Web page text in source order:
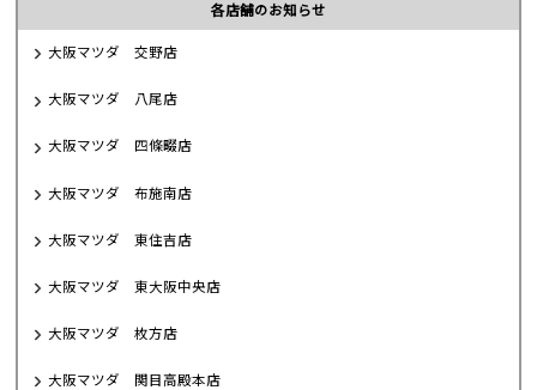
各店舗のお知らせ
大阪マツダ 交野店
大阪マツダ 八尾店
大阪マツダ 四條畷店
大阪マツダ 布施南店
大阪マツダ 東住吉店
大阪マツダ 東大阪中央店
大阪マツダ 枚方店
大阪マツダ 関目高殿本店